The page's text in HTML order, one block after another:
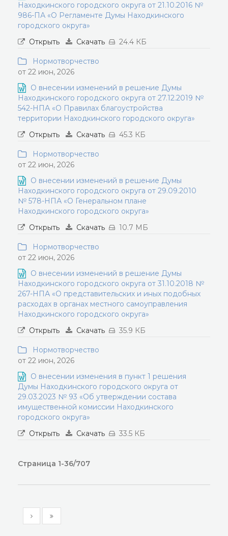
Находкинского городского округа от 21.10.2016 №
986-ПА «О Регламенте Думы Находкинского
городского округа»
Открыть
Скачать 24.4 КБ
Нормотворчество
от 22 июн, 2026
О внесении изменений в решение Думы
Находкинского городского округа от 27.12.2019 №
542-НПА «О Правилах благоустройства
территории Находкинского городского округа»
Открыть
Скачать 45.3 КБ
Нормотворчество
от 22 июн, 2026
О внесении изменений в решение Думы
Находкинского городского округа от 29.09.2010
№ 578-НПА «О Генеральном плане
Находкинского городского округа»
Открыть
Скачать 10.7 МБ
Нормотворчество
от 22 июн, 2026
О внесении изменений в решение Думы
Находкинского городского округа от 31.10.2018 №
267-НПА «О представительских и иных подобных
расходах в органах местного самоуправления
Находкинского городского округа»
Открыть
Скачать 35.9 КБ
Нормотворчество
от 22 июн, 2026
О внесении изменения в пункт 1 решения
Думы Находкинского городского округа от
29.03.2023 № 93 «Об утверждении состава
имущественной комиссии Находкинского
городского округа»
Открыть
Скачать 33.5 КБ
Страница 1-36/707